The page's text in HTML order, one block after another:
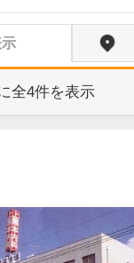
全4件を表示